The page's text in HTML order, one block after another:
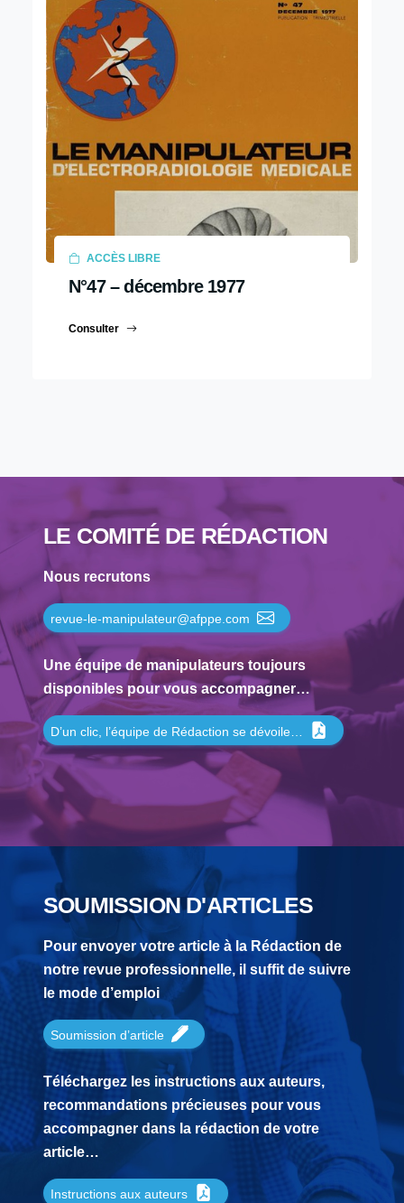
ACCÈS LIBRE
N°47 – décembre 1977
Consulter
LE COMITÉ DE RÉDACTION
Nous recrutons
revue-le-manipulateur@afppe.com
Une équipe de manipulateurs toujours
disponibles pour vous accompagner…
D’un clic, l’équipe de Rédaction se dévoile…
SOUMISSION D'ARTICLES
Pour envoyer votre article à la Rédaction de
notre revue professionnelle, il suffit de suivre
le mode d’emploi
Soumission d’article
Téléchargez les instructions aux auteurs,
recommandations précieuses pour vous
accompagner dans la rédaction de votre
article…
Instructions aux auteurs